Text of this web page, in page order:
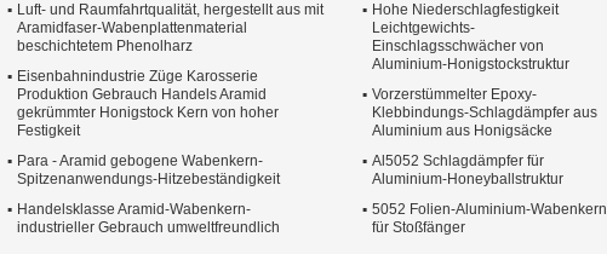
Luft- und Raumfahrtqualität, hergestellt aus mit
Aramidfaser-Wabenplattenmaterial
beschichtetem Phenolharz
Eisenbahnindustrie Züge Karosserie
Produktion Gebrauch Handels Aramid
gekrümmter Honigstock Kern von hoher
Festigkeit
Para - Aramid gebogene Wabenkern-
Spitzenanwendungs-Hitzebeständigkeit
Handelsklasse Aramid-Wabenkern-
industrieller Gebrauch umweltfreundlich
Hohe Niederschlagfestigkeit
Leichtgewichts-
Einschlagsschwächer von
Aluminium-Honigstockstruktur
Vorzerstümmelter Epoxy-
Klebbindungs-Schlagdämpfer aus
Aluminium aus Honigsäcke
Al5052 Schlagdämpfer für
Aluminium-Honeyballstruktur
5052 Folien-Aluminium-Wabenkern
für Stoßfänger